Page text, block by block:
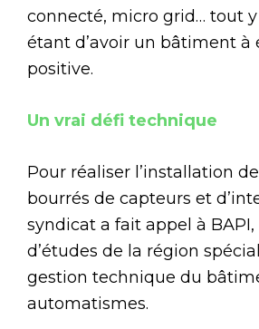
connecté, micro grid… tout y
étant d’avoir un bâtiment à
positive.
Un vrai défi technique
Pour réaliser l’installation
bourrés de capteurs et
syndicat a fait appel à
d’études de la région
gestion technique du
automatismes.